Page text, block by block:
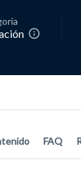
FAQ